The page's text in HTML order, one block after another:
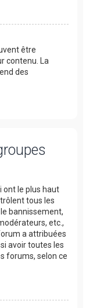
être
contenu. La
des
ont le plus haut
tous les
bannissement,
etc.,
a attribuées
avoir toutes les
forums, selon ce